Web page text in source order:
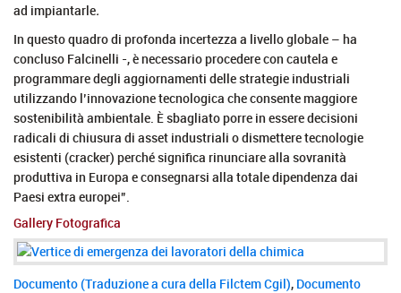
ad impiantarle.
In questo quadro di profonda incertezza a livello globale – ha
concluso Falcinelli -, è necessario procedere con cautela e
programmare degli aggiornamenti delle strategie industriali
utilizzando l’innovazione tecnologica che consente maggiore
sostenibilità ambientale. È sbagliato porre in essere decisioni
radicali di chiusura di asset industriali o dismettere tecnologie
esistenti (cracker) perché significa rinunciare alla sovranità
produttiva in Europa e consegnarsi alla totale dipendenza dai
Paesi extra europei”.
Gallery Fotografica
Documento (Traduzione a cura della Filctem Cgil), Documento